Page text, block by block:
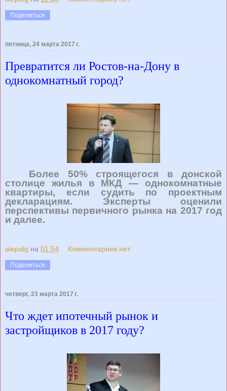
Поделиться
пятница, 24 марта 2017 г.
Превратится ли Ростов-на-Дону в
однокомнатный город?
Более 50% строящегося в донской
столице жилья в МКД — однокомнатные
квартиры, если судить по проектным
декларациям. Эксперты оценили
перспективы первичного рынка на 2017 год
и далее.
alepalg на 01:54 Комментариев нет:
Поделиться
четверг, 23 марта 2017 г.
Что ждет ипотечный рынок и
застройщиков в 2017 году?